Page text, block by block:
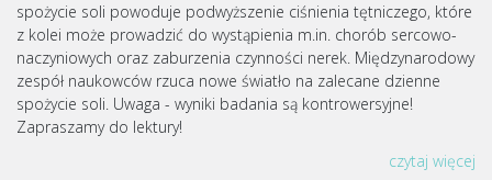
spożycie soli powoduje podwyższenie ciśnienia tętniczego, które
z kolei może prowadzić do wystąpienia m.in. chorób sercowo-
naczyniowych oraz zaburzenia czynności nerek. Międzynarodowy
zespół naukowców rzuca nowe światło na zalecane dzienne
spożycie soli. Uwaga - wyniki badania są kontrowersyjne!
Zapraszamy do lektury!
czytaj więcej